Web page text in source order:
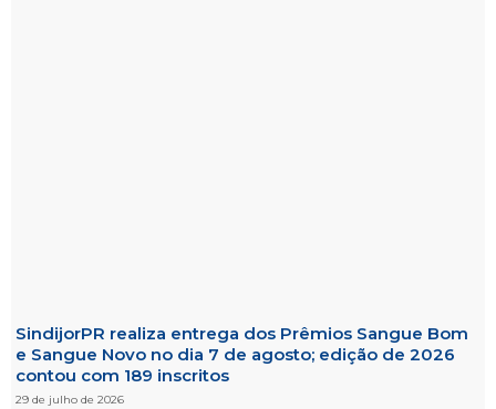
SindijorPR realiza entrega dos Prêmios Sangue Bom
e Sangue Novo no dia 7 de agosto; edição de 2026
contou com 189 inscritos
29 de julho de 2026